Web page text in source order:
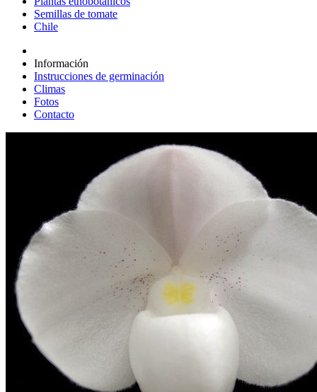
Semillas de tomate
Chile
Información
Instrucciones de germinación
Climas
Fotos
Contacto